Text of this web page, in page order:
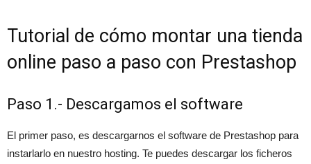
Tutorial de cómo montar una tienda
online paso a paso con Prestashop
Paso 1.- Descargamos el software
El primer paso, es descargarnos el software de Prestashop para
instarlarlo en nuestro hosting. Te puedes descargar los ficheros